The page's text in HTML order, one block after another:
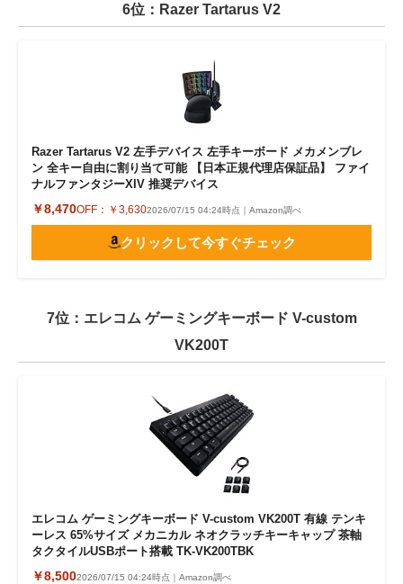
6位：Razer Tartarus V2
Razer Tartarus V2 左手デバイス 左手キーボード メカメンブレ
ン 全キー自由に割り当て可能 【日本正規代理店保証品】 ファイ
ナルファンタジーXIV 推奨デバイス
￥8,470OFF： ￥3,6302026/07/15 04:24時点｜Amazon調べ
クリックして今すぐチェック
7位：エレコム ゲーミングキーボード V-custom
VK200T
エレコム ゲーミングキーボード V-custom VK200T 有線 テンキ
ーレス 65%サイズ メカニカル ネオクラッチキーキャップ 茶軸
タクタイルUSBポート搭載 TK-VK200TBK
￥8,5002026/07/15 04:24時点｜Amazon調べ